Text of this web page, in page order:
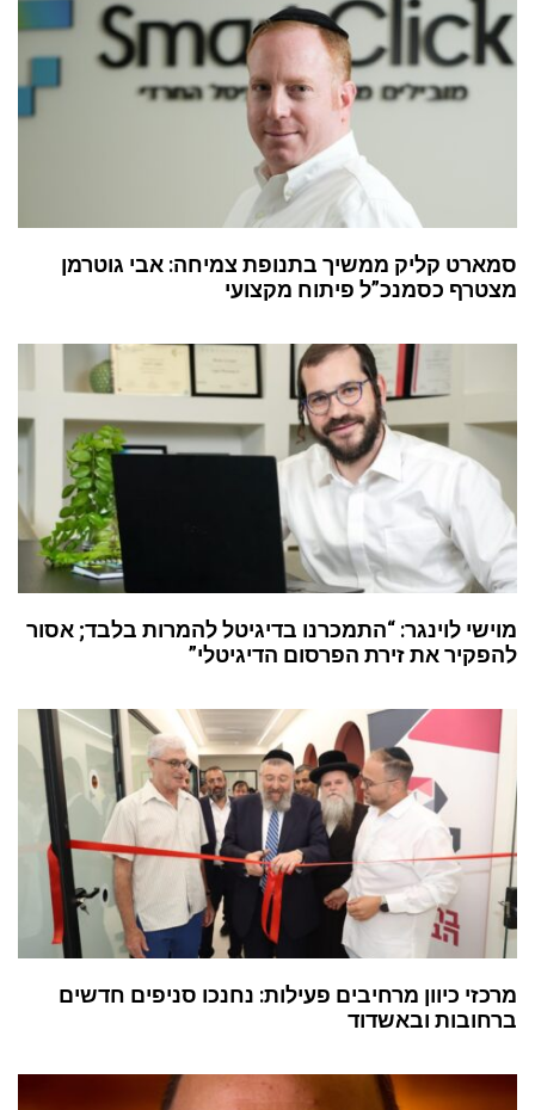
סמארט קליק ממשיך בתנופת צמיחה: אבי גוטרמן
מצטרף כסמנכ”ל פיתוח מקצועי
מוישי לוינגר: “התמכרנו בדיגיטל להמרות בלבד; אסור
להפקיר את זירת הפרסום הדיגיטלי”
מרכזי כיוון מרחיבים פעילות: נחנכו סניפים חדשים
ברחובות ובאשדוד